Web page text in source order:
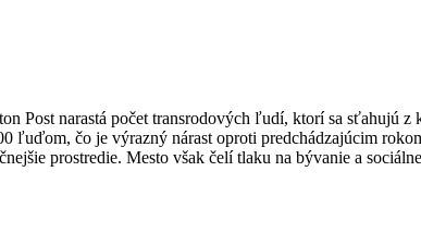
Post narastá počet transrodových ľudí, ktorí sa sťahujú z
ľuďom, čo je výrazný nárast oproti predchádzajúcim
prostredie. Mesto však čelí tlaku na bývanie a